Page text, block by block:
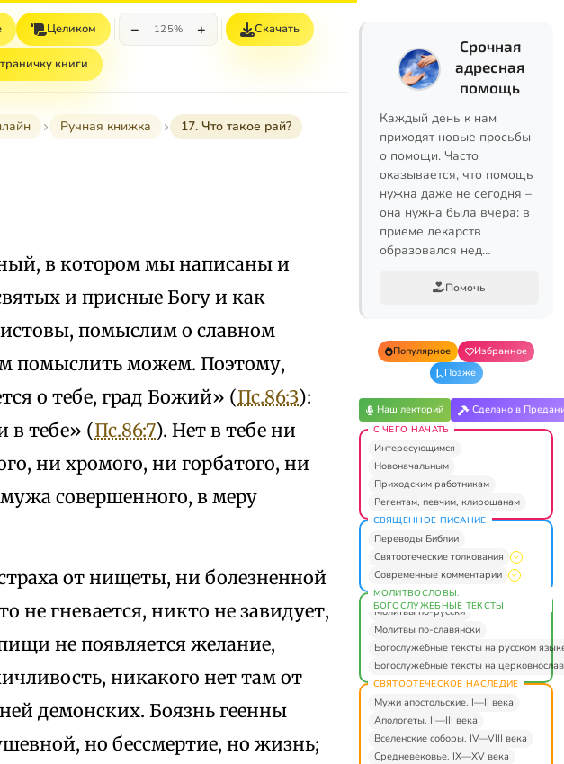
Целиком − 125% + Скачать
книги
Ручная книжка 17. Что такое рай?
в котором мы написаны и
и присные Богу и как
помыслим о славном
помыслить можем. Поэтому,
о тебе, град Божий» (Пс.86:3):
тебе» (Пс.86:7). Нет в тебе ни
ни хромого, ни горбатого, ни
совершенного, в меру
от нищеты, ни болезненной
не гневается, никто не завидует,
не появляется желание,
никакого нет там от
демонских. Боязнь геенны
но бессмертие, но жизнь;
Срочная
адресная
помощь
Каждый день к нам
приходят новые просьбы
о помощи. Часто
оказывается, что помощь
нужна даже не сегодня –
она нужна была вчера: в
приеме лекарств
образовался нед…
Помочь
Популярное
Избранное
Позже
Наш лекторий Сделано в
С ЧЕГО НАЧАТЬ
Интересующимся
Новоначальным
Приходским работникам
Регентам, певчим, клирошанам
СВЯЩЕННОЕ ПИСАНИЕ
Переводы Библии
Святоотеческие толкования
Современные комментарии
МОЛИТВОСЛОВЫ.
БОГОСЛУЖЕБНЫЕ ТЕКСТЫ
Молитвы по-русски
Молитвы по-славянски
Богослужебные тексты на русском
Богослужебные тексты на
СВЯТООТЕЧЕСКОЕ НАСЛЕДИЕ
Мужи апостольские. I—II века
Апологеты. II—III века
Вселенские соборы. IV—VIII века
Средневековье. IX—XV века